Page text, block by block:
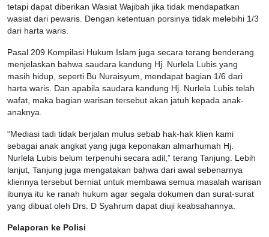
tetapi dapat diberikan Wasiat Wajibah jika tidak mendapatkan
wasiat dari pewaris. Dengan ketentuan porsinya tidak melebihi 1/3
dari harta waris.
Pasal 209 Kompilasi Hukum Islam juga secara terang benderang
menjelaskan bahwa saudara kandung Hj. Nurlela Lubis yang
masih hidup, seperti Bu Nuraisyum, mendapat bagian 1/6 dari
harta waris. Dan apabila saudara kandung Hj. Nurlela Lubis telah
wafat, maka bagian warisan tersebut akan jatuh kepada anak-
anaknya.
“Mediasi tadi tidak berjalan mulus sebab hak-hak klien kami
sebagai anak angkat yang juga keponakan almarhumah Hj.
Nurlela Lubis belum terpenuhi secara adil,” terang Tanjung. Lebih
lanjut, Tanjung juga mengatakan bahwa dari awal sebenarnya
kliennya tersebut berniat untuk membawa semua masalah warisan
ibunya itu ke ranah hukum agar segala dokumen dan surat-surat
yang dibuat oleh Drs. D Syahrum dapat diuji keabsahannya.
Pelaporan ke Polisi